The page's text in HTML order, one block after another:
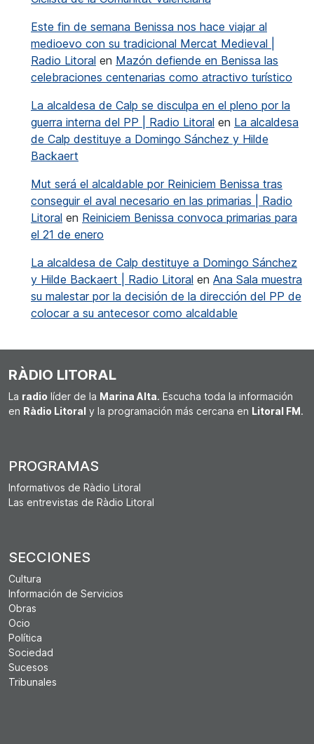
Este fin de semana Benissa nos hace viajar al
medioevo con su tradicional Mercat Medieval |
Radio Litoral en Mazón defiende en Benissa las
celebraciones centenarias como atractivo turístico
La alcaldesa de Calp se disculpa en el pleno por la
guerra interna del PP | Radio Litoral en La alcaldesa
de Calp destituye a Domingo Sánchez y Hilde
Backaert
Mut será el alcaldable por Reiniciem Benissa tras
conseguir el aval necesario en las primarias | Radio
Litoral en Reiniciem Benissa convoca primarias para
el 21 de enero
La alcaldesa de Calp destituye a Domingo Sánchez
y Hilde Backaert | Radio Litoral en Ana Sala muestra
su malestar por la decisión de la dirección del PP de
colocar a su antecesor como alcaldable
RÀDIO LITORAL
La radio líder de la Marina Alta. Escucha toda la información
en Ràdio Litoral y la programación más cercana en Litoral FM.
PROGRAMAS
Informativos de Ràdio Litoral
Las entrevistas de Ràdio Litoral
SECCIONES
Cultura
Información de Servicios
Obras
Ocio
Política
Sociedad
Sucesos
Tribunales